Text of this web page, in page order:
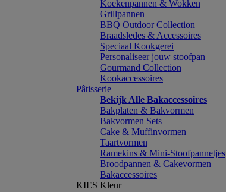
Koekenpannen & Wokken
Grillpannen
BBQ Outdoor Collection
Braadsledes & Accessoires
Speciaal Kookgerei
Personaliseer jouw stoofpan
Gourmand Collection
Kookaccessoires
Pâtisserie
Bekijk Alle Bakaccessoires
Bakplaten & Bakvormen
Bakvormen Sets
Cake & Muffinvormen
Taartvormen
Ramekins & Mini-Stoofpannetjes
Broodpannen & Cakevormen
Bakaccessoires
KIES Kleur